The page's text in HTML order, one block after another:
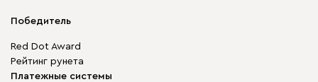
Гарантия
Для бизнеса
Карта сайта
Корпусная мебель
Модульная мебель
Столы и стулья
Победитель
Red Dot Award
Рейтинг рунета
Платежные системы